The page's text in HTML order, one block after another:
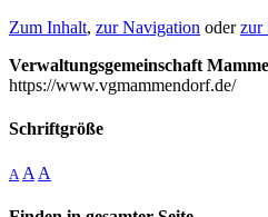
Zum Inhalt, zur Navigation oderzur
Verwaltungsgemeinschaft
https://www.vgmammendorf.de/
Schriftgröße
A A A